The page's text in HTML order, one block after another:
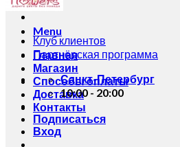
Menu
Главная
Магазин
Способы оплаты
Доставка
Контакты
Вход
Клуб клиентов
Партнёрская программа
Санкт-Петербург
10:00 - 20:00
Подписаться